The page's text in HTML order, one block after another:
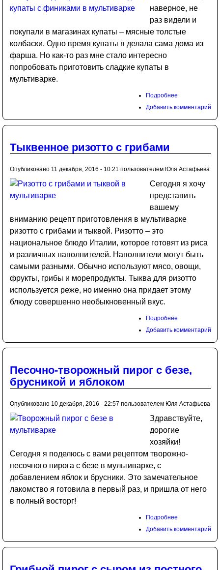
наверное, не
раз видели и
покупали в магазинах купаты – мясные толстые
колбаски. Одно время купаты я делала сама дома из
фарша. Но как-то раз мне стало интересно
попробовать приготовить сладкие купаты в
мультиварке.
Подробнее
Добавить комментарий
Тыквенное ризотто с грибами
Опубликовано 11 декабря, 2016 - 10:21 пользователем Юля Астафьева
Сегодня я хочу
представить
вашему
вниманию рецепт приготовления в мультиварке
ризотто с грибами и тыквой. Ризотто – это
национальное блюдо Италии, которое готовят из риса
и различных наполнителей. Наполнители могут быть
самыми разными. Обычно используют мясо, овощи,
фрукты, грибы и морепродукты. Тыква для ризотто
используется реже, но именно она придает этому
блюду совершенно необыкновенный вкус.
Подробнее
Добавить комментарий
Песочно-творожный пирог с безе,
брусникой и яблоком
Опубликовано 10 декабря, 2016 - 22:57 пользователем Юля Астафьева
Здравствуйте,
дорогие
хозяйки!
Сегодня я поделюсь с вами рецептом творожно-
песочного пирога с безе в мультиварке, с
добавлением яблок и брусники. Это замечательное
лакомство я готовила в первый раз, и пришла от него
в полный восторг!
Подробнее
Добавить комментарий